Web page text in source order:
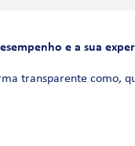
e a sua
transparente como,